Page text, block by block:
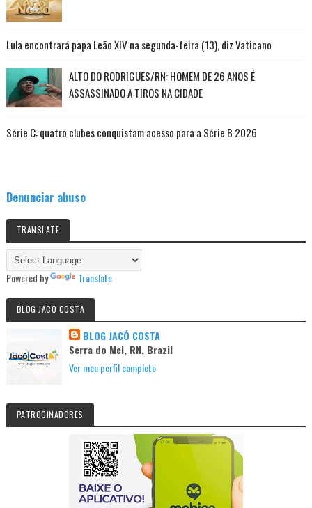
Lula encontrará papa Leão XIV na segunda-feira (13), diz Vaticano
ALTO DO RODRIGUES/RN: HOMEM DE 26 ANOS É
ASSASSINADO A TIROS NA CIDADE
Série C: quatro clubes conquistam acesso para a Série B 2026
Denunciar abuso
TRANSLATE
Powered by Translate
BLOG JACO COSTA
BLOG JACÓ COSTA
Serra do Mel, RN, Brazil
Ver meu perfil completo
PATROCINADORES